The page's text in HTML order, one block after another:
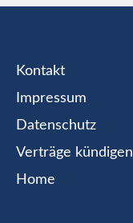
Kontakt
Impressum
Datenschutz
Verträge kündigen
Home